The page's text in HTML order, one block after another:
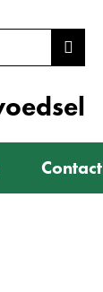
Contact